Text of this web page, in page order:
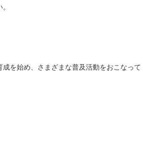
を始め、さまざまな普及活動をおこなって